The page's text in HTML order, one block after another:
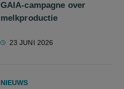
GAIA-campagne over
melkproductie
23 JUNI 2026
NIEUWS